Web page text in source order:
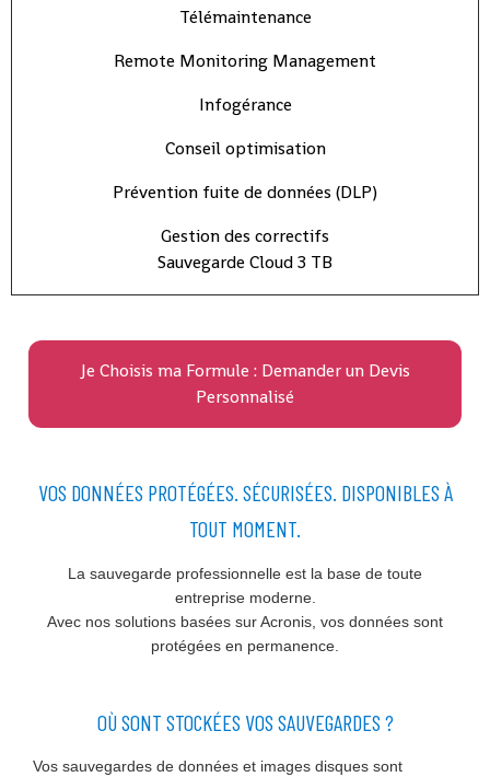
Télémaintenance
Remote Monitoring Management
Infogérance
Conseil optimisation
Prévention fuite de données (DLP)
Gestion des correctifs
Sauvegarde Cloud 3 TB
Je Choisis ma Formule : Demander un Devis
Personnalisé
VOS DONNÉES PROTÉGÉES. SÉCURISÉES. DISPONIBLES À
TOUT MOMENT.
La sauvegarde professionnelle est la base de toute
entreprise moderne.
Avec nos solutions basées sur Acronis, vos données sont
protégées en permanence.
OÙ SONT STOCKÉES VOS SAUVEGARDES ?
Vos sauvegardes de données et images disques sont